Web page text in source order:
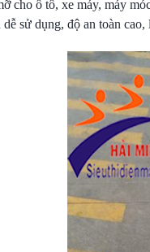
cho ô tô, xe máy, máy
sử dụng, độ an toàn